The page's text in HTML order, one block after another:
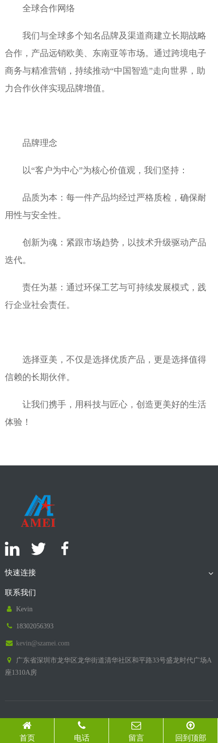
全球合作网络
我们与全球多个知名品牌及渠道商建立长期战略
合作，产品远销欧美、东南亚等市场。通过跨境电子
商务与精准营销，持续推动“中国智造”走向世界，助
力合作伙伴实现品牌增值。
品牌理念
以“客户为中心”为核心价值观，我们坚持：
品质为本：每一件产品均经过严格质检，确保耐
用性与安全性。
创新为魂：紧跟市场趋势，以技术升级驱动产品
迭代。
责任为基：通过环保工艺与可持续发展模式，践
行企业社会责任。
选择亚美，不仅是选择优质产品，更是选择值得
信赖的长期伙伴。
让我们携手，用科技与匠心，创造更美好的生活
体验！
快速连接
联系我们
Kevin
18302056393
kevin@szamei.com
广东省深圳市龙华区龙华街道清华社区和平路33号盛龙时代广场A
座1310A房
© 2026 深圳亚美展示用品有限公司 All Rights Reserved.
首页 电话 留言 回到顶部